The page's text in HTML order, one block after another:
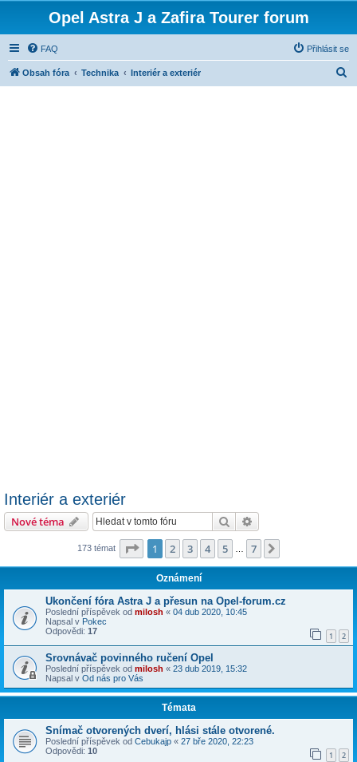
Opel Astra J a Zafira Tourer forum
FAQ Přihlásit se
Obsah fóra Technika Interiér a exteriér
Interiér a exteriér
Nové téma Hledat
173 témat Stránka z
1 2 3 4 5 7
Oznámení
Ukončení fóra Astra J a přesun na Opel-forum.cz
Poslední příspěvek od milosh « 04 dub 2020, 10:45
Napsal v Pokec
Odpovědi: 17 1 2
Srovnávač povinného ručení Opel
Poslední příspěvek od milosh « 23 dub 2019, 15:32
Napsal v Od nás pro Vás
Témata
Snímač otvorených dverí, hlási stále otvorené.
Poslední příspěvek od Cebukajp « 27 bře 2020, 22:23
Odpovědi: 10 1 2